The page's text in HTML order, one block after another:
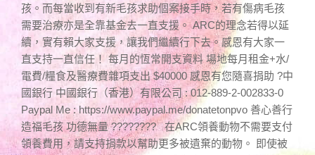
孩。而每當收到有新毛孩求助個案接手時，若有傷病毛孩
需要治療亦是全靠基金去一直支援。 ARC的理念若得以延
續，實有賴大家支援，讓我們繼續行下去。感恩有大家一
直支持一直信任！ 每月的恆常開支資料 場地每月租金+水/
電費/糧食及醫療費雜項支出 $40000 感恩有您隨喜捐助 ?中
國銀行 中國銀行（香港）有限公司 : 012-889-2-002833-0
Paypal Me : https://www.paypal.me/donatetonpvo 善心善行
造福毛孩 功德無量 ???????? 在ARC領養動物不需要支付
領養費用，請支持捐款以幫助更多被遺棄的動物。 即使被